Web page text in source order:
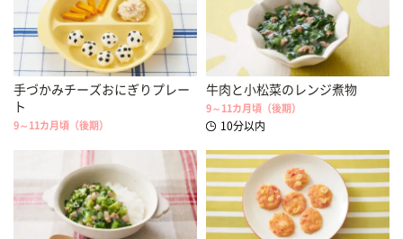
手づかみチーズおにぎりプレー
ト
9～11カ月頃（後期）
牛肉と小松菜のレンジ煮物
9～11カ月頃（後期）
10分以内